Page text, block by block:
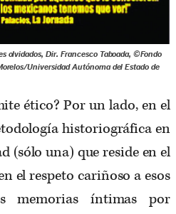
olvidados, Dir. Francesco Taboada, ©Fondo
Universidad Autónoma del Estado de
ético? Por un lado, en el
historiográfica en
(sólo una) que reside en el
el respeto cariñoso a esos
memorias íntimas por